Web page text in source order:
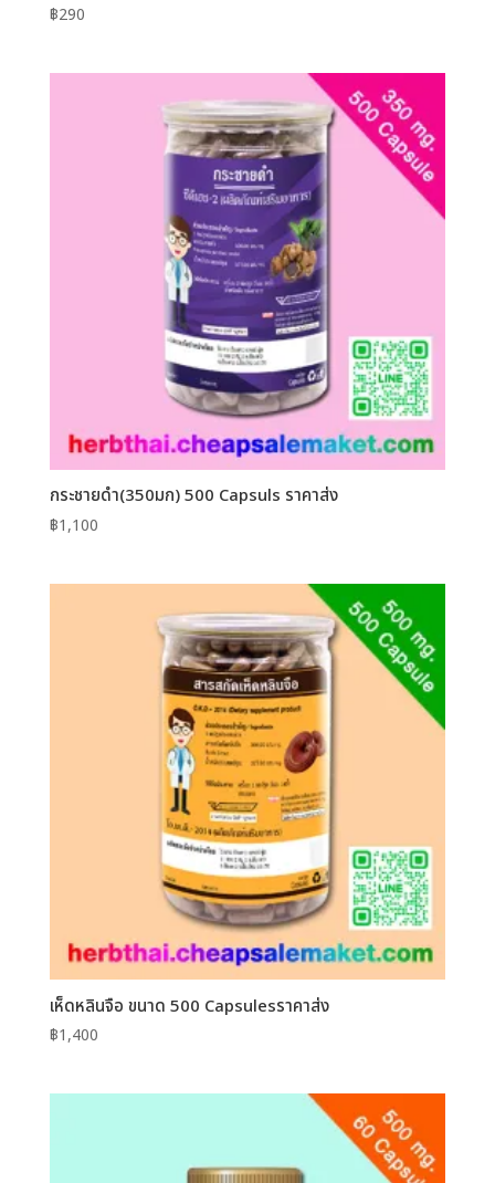
฿290
กระชายดำ(350มก) 500 Capsuls ราคาส่ง
฿1,100
เห็ดหลินจือ ขนาด 500 Capsulesราคาส่ง
฿1,400